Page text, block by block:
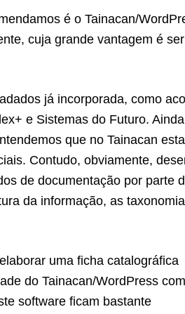
é o Tainacan/
cuja grande vantagem é
já incorporada, como
e Sistemas do Futuro.
que no Tainacan esta
Contudo, obviamente,
de documentação por parte
da informação, as
uma ficha catalográfica
do Tainacan/WordPress
software ficam bastante